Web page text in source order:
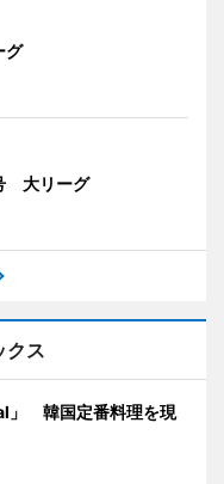
グ
大リーグ
クス
」 韓国定番料理を現